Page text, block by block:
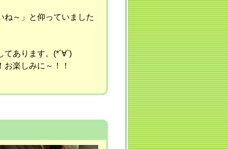
ね～」と仰っていました
あります。(*´∀`)
楽しみに～！！